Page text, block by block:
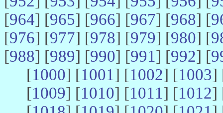
[964] [965] [966] [967] [968] [
[976] [977] [978] [979] [980] [
[988] [989] [990] [991] [992] [
[1000] [1001] [1002] [1003]
[1009] [1010] [1011] [1012]